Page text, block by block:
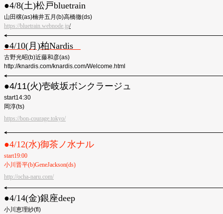
●︎4/8(土)松戸bluetrain
山田穣(as)楠井五月(b)高橋徹(ds)
https://bluetrain.webnode.jp/
●︎4/10(月)柏Nardis
古野光昭(b)近藤和彦(as)
http://knardis.com/knardis.com/Welcome.html
●4/11(火)壱岐坂ボンクラージュ
start14:30
岡淳(ts)
https://bon-courage.tokyo/
●︎4/12(水)御茶ノ水ナル
start19:00
小川晋平(b)GeneJackson(ds)
http://ocha-naru.com/
●︎4/14(金)銀座deep
小川恵理紗(fl)